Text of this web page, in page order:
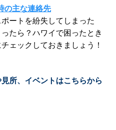
の主な連絡先
ートを紛失してしまった
たら？ハワイで困ったとき
ェックしておきましょう！
所、イベントはこちらから